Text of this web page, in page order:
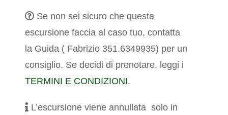
Se non sei sicuro che questa
escursione faccia al caso tuo, contatta
la Guida ( Fabrizio 351.6349935) per un
consiglio. Se decidi di prenotare, leggi i
TERMINI E CONDIZIONI.
L’escursione viene annullata solo in